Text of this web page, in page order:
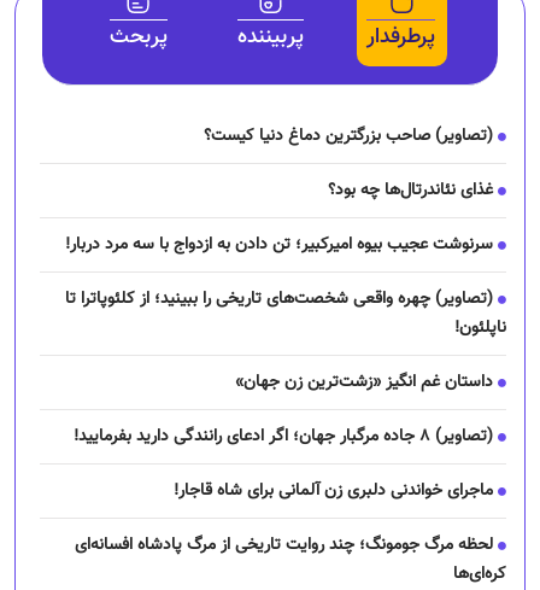
پرطرفدار پربیننده پربحث
(تصاویر) صاحب بزرگترین دماغ دنیا کیست؟
غذای نئاندرتال‌ها چه بود؟
سرنوشت عجیب بیوه امیرکبیر؛ تن دادن به ازدواج با سه مرد دربار!
(تصاویر) چهره واقعی شخصت‌های تاریخی را ببینید؛ از کلئوپاترا تا
ناپلئون!
داستان غم انگیز «زشت‌ترین زن جهان»
(تصاویر) ۸ جاده مرگبار جهان؛ اگر ادعای رانندگی دارید بفرمایید!
ماجرای خواندنی دلبری زن آلمانی برای شاه قاجار!
لحظه مرگ جومونگ؛ چند روایت تاریخی از مرگ پادشاه افسانه‌ای
کره‌ای‌ها